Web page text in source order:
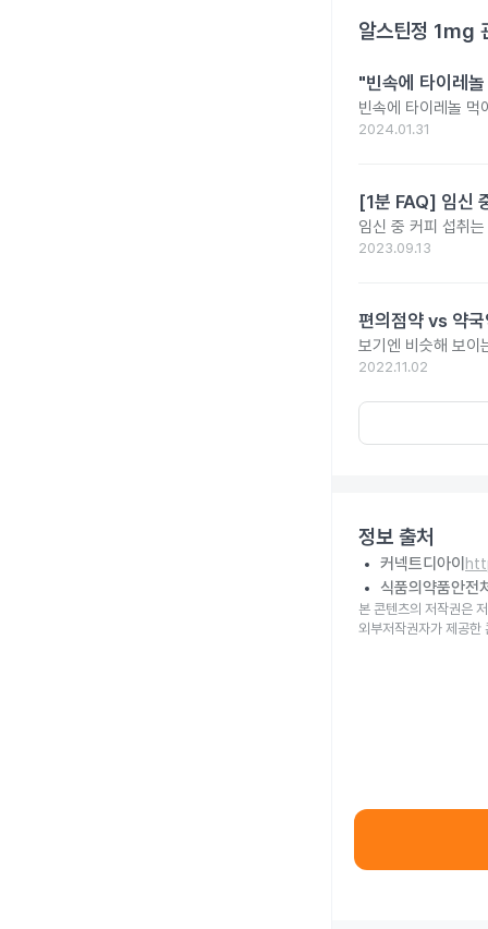
알스틴정 1mg
"빈속에 타이레
빈속에 타이레놀 먹
2024.01.31
[1분 FAQ] 임신
임신 중 커피 섭취
2023.09.13
편의점약 vs 약
보기엔 비슷해 보이
2022.11.02
정보 출처
커넥트디아이
식품의약품안전
본 콘텐츠의 저작권은
외부저작권자가 제공한